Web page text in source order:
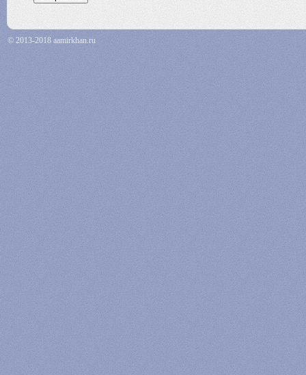
© 2013-2018 aamirkhan.ru